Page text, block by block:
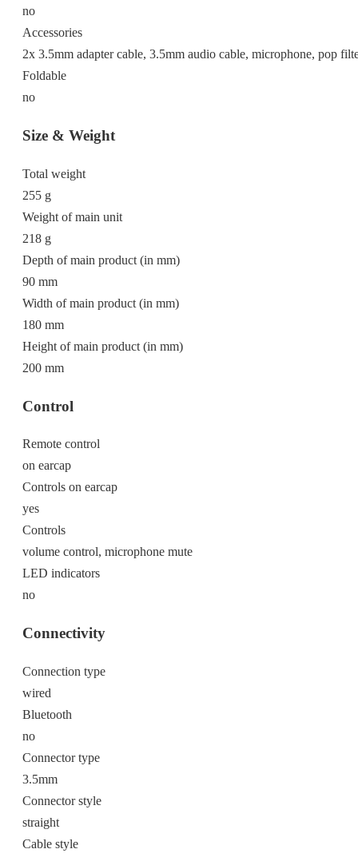
no
Accessories
2x 3.5mm adapter cable, 3.5mm audio cable, microphone, pop
Foldable
no
Size & Weight
Total weight
255 g
Weight of main unit
218 g
Depth of main product (in mm)
90 mm
Width of main product (in mm)
180 mm
Height of main product (in mm)
200 mm
Control
Remote control
on earcap
Controls on earcap
yes
Controls
volume control, microphone mute
LED indicators
no
Connectivity
Connection type
wired
Bluetooth
no
Connector type
3.5mm
Connector style
straight
Cable style